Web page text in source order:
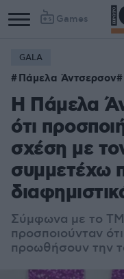
Games
GALA
Πάμελα Άντσερσον
Η Πάμελα
ότι
σχέση με
συμμετέχω
Σύμφωνα με το
προσποιούνταν ότι
προωθήσουν την